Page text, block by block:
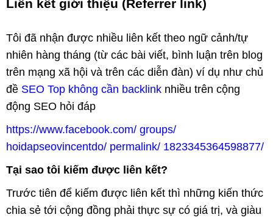
Liên kết giới thiệu (Referrer link)
Tôi đã nhận được nhiều liên kết theo ngữ cảnh/tự
nhiên hàng tháng (từ các bài viết, bình luận trên blog
trên mạng xã hội và trên các diễn đàn) ví dụ như chủ
đề SEO Top không cần backlink nhiều trên cộng
động SEO hỏi đáp
https://www.facebook.com/ groups/
hoidapseovincentdo/ permalink/ 1823345364598877/
Tại sao tôi kiếm được liên kết?
Trước tiên để kiếm được liên kết thì những kiến thức
chia sẻ tới cộng đồng phải thực sự có giá trị, và giàu